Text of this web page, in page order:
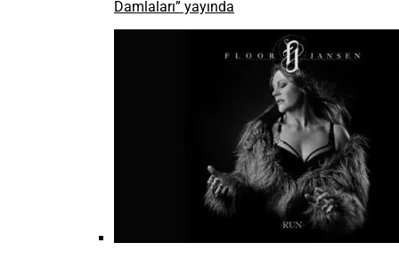
Damlaları” yayında